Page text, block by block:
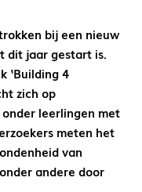
bij een nieuw
dit jaar gestart is.
‘Building 4
zich op
leerlingen met
meten het
van
andere door